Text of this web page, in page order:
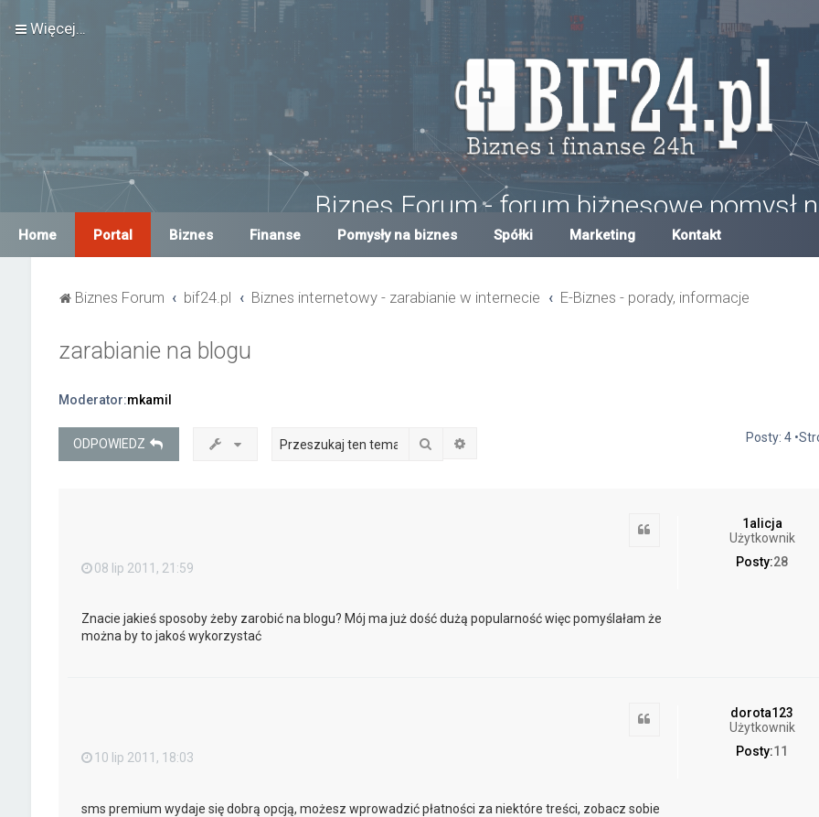
Więcej…
Biznes Forum - forum biznesowe pomysł
Największe Biznes Forum w Polsce, forum biznesowe i finansowe, pomysły na biznes,
Home Portal Biznes Finanse Pomysły na biznes Spółki Marketing Kontakt
Biznes Forum bif24.pl Biznes internetowy - zarabianie w internecie E-Biznes - porady, informacje
zarabianie na blogu
Moderator:mkamil
ODPOWIEDZ Szukaj Posty: 4
1alicja
Użytkownik
Posty:28
08 lip 2011, 21:59
Znacie jakieś sposoby żeby zarobić na blogu? Mój ma już dość dużą popularność więc pomyślałam że
można by to jakoś wykorzystać
dorota123
Użytkownik
Posty:11
10 lip 2011, 18:03
sms premium wydaje się dobrą opcją, możesz wprowadzić płatności za niektóre treści, zobacz sobie